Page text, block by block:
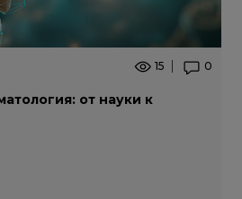
15 0
от науки к